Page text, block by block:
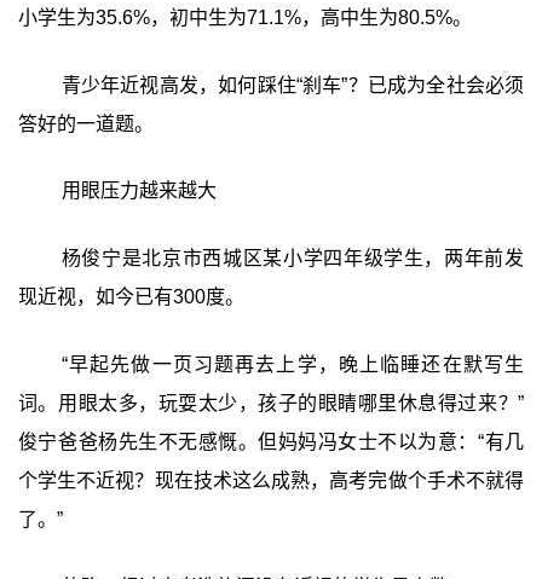
小学生为35.6%，初中生为71.1%，高中生为80.5%。
青少年近视高发，如何踩住“刹车”？已成为全社会必须
答好的一道题。
用眼压力越来越大
杨俊宁是北京市西城区某小学四年级学生，两年前发
现近视，如今已有300度。
“早起先做一页习题再去上学，晚上临睡还在默写生
词。用眼太多，玩耍太少，孩子的眼睛哪里休息得过来？”
俊宁爸爸杨先生不无感慨。但妈妈冯女士不以为意：“有几
个学生不近视？现在技术这么成熟，高考完做个手术不就得
了。”